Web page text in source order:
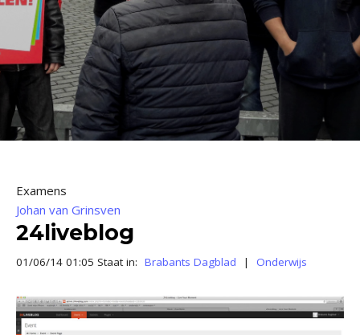
Examens
Johan van Grinsven
24liveblog
01/06/14 01:05 Staat in: Brabants Dagblad | Onderwijs